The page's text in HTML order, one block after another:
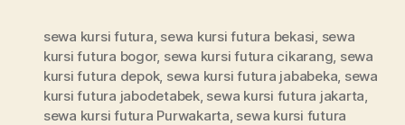
sewa kursi futura sewa kursi futura bekasi sewa
kursi futura bogor, sewa kursi futura cikarang sewa
kursi futura depok, sewa kursi futura jababeka sewa
kursi futura jabodetabek, sewa kursi futura jakarta
sewa kursi futura Purwakarta sewa kursi futura